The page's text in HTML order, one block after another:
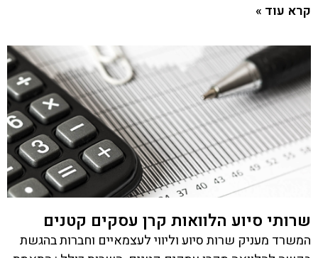
קרא עוד »
שרותי סיוע הלוואות קרן עסקים קטנים
המשרד מעניק שרות סיוע וליווי לעצמאיים וחברות בהגשת